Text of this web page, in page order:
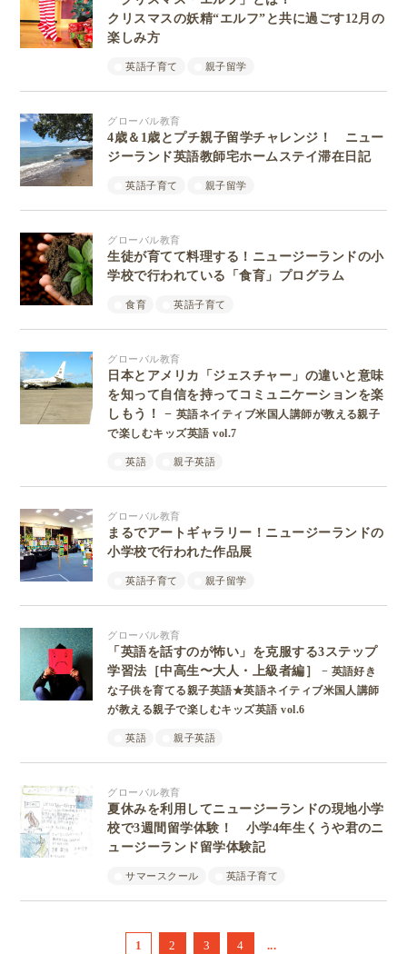
クリスマスの妖精“エルフ”と共に過ごす12月の
楽しみ方
英語子育て 親子留学
グローバル教育
4歳＆1歳とプチ親子留学チャレンジ！ ニュー
ジーランド英語教師宅ホームステイ滞在日記
英語子育て 親子留学
グローバル教育
生徒が育てて料理する！ニュージーランドの小
学校で行われている「食育」プログラム
食育 英語子育て
グローバル教育
日本とアメリカ「ジェスチャー」の違いと意味
を知って自信を持ってコミュニケーションを楽
しもう！ − 英語ネイティブ米国人講師が教える親子
で楽しむキッズ英語 vol.7
英語 親子英語
グローバル教育
まるでアートギャラリー！ニュージーランドの
小学校で行われた作品展
英語子育て 親子留学
グローバル教育
「英語を話すのが怖い」を克服する3ステップ
学習法［中高生〜大人・上級者編］
− 英語好き
な子供を育てる親子英語★英語ネイティブ米国人講師
が教える親子で楽しむキッズ英語 vol.6
英語 親子英語
グローバル教育
夏休みを利用してニュージーランドの現地小学
校で3週間留学体験！ 小学4年生くうや君のニ
ュージーランド留学体験記
サマースクール 英語子育て
1 2 3 4 ...